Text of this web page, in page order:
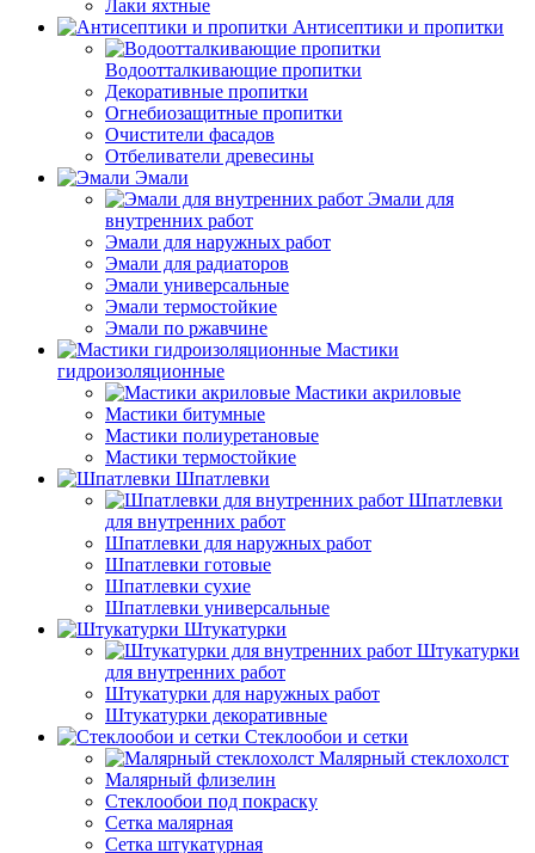
Лаки яхтные
Антисептики и пропитки
Водоотталкивающие пропитки
Декоративные пропитки
Огнебиозащитные пропитки
Очистители фасадов
Отбеливатели древесины
Эмали
Эмали для
внутренних работ
Эмали для наружных работ
Эмали для радиаторов
Эмали универсальные
Эмали термостойкие
Эмали по ржавчине
Мастики
гидроизоляционные
Мастики акриловые
Мастики битумные
Мастики полиуретановые
Мастики термостойкие
Шпатлевки
Шпатлевки
для внутренних работ
Шпатлевки для наружных работ
Шпатлевки готовые
Шпатлевки сухие
Шпатлевки универсальные
Штукатурки
Штукатурки
для внутренних работ
Штукатурки для наружных работ
Штукатурки декоративные
Стеклообои и сетки
Малярный стеклохолст
Малярный флизелин
Стеклообои под покраску
Сетка малярная
Сетка штукатурная